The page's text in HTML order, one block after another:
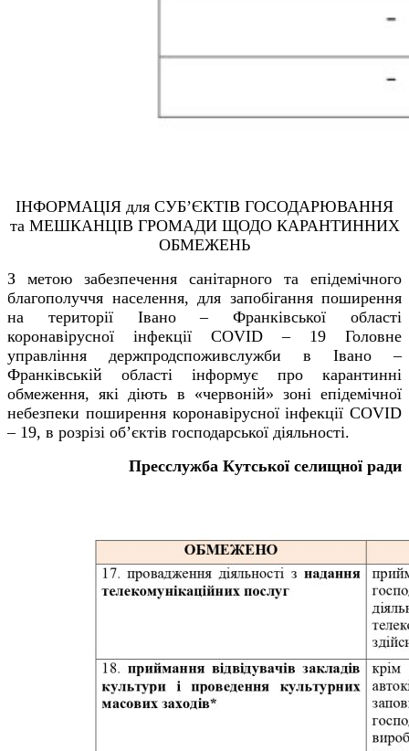
ІНФОРМАЦІЯ для СУБ’ЄКТІВ ГОСОДАРЮВАННЯ
та МЕШКАНЦІВ ГРОМАДИ ЩОДО КАРАНТИННИХ
ОБМЕЖЕНЬ
З метою забезпечення санітарного та епідемічного
благополуччя населення, для запобігання поширення
на території Івано – Франківської області
коронавірусної інфекції COVID – 19 Головне
управління держпродспоживслужби в Івано –
Франківській області інформує про карантинні
обмеження, які діють в «червоній» зоні епідемічної
небезпеки поширення коронавірусної інфекції COVID
– 19, в розрізі об’єктів господарської діяльності.
Пресслужба Кутської селищної ради